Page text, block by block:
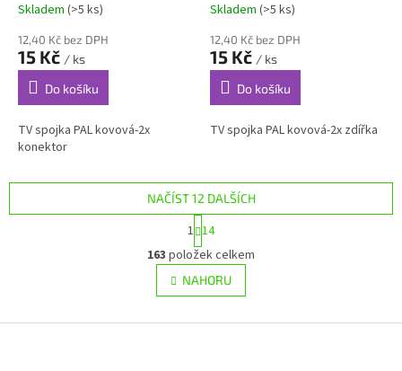
Skladem (>5 ks)
12,40 Kč bez DPH
15 Kč / ks
Do košíku
TV spojka PAL kovová-2x
konektor
Skladem (>5 ks)
12,40 Kč bez DPH
15 Kč / ks
Do košíku
TV spojka PAL kovová-2x zdířka
O
v
l
á
NAČÍST 12 DALŠÍCH
t
r
á
n
k
v
1 14
163 položek celkem
NAHORU